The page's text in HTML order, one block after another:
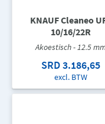
KNAUF Cleaneo
10/16/22R
Akoestisch - 12.5
SRD 3.186,65
excl. BTW